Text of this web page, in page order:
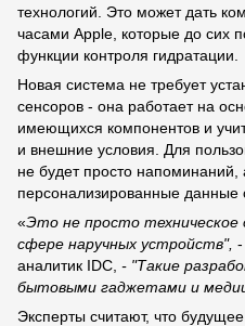
технологий. Это может дать
часами Apple, которые до сих
функции контроля гидратации.
Новая система не требует
сенсоров - она работает на
имеющихся компонентов и
и внешние условия. Для
не будет просто напоминаний,
персонализированные данные
«Это не просто техническое
сфере наручных устройств",
аналитик IDC, - "Такие
бытовыми гаджетами и
Эксперты считают, что